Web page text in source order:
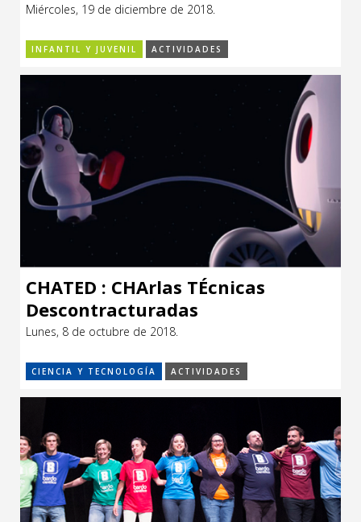
Miércoles, 19 de diciembre de 2018.
INFANTIL Y JUVENIL ACTIVIDADES
CHATED : CHArlas TÉcnicas
Descontracturadas
Lunes, 8 de octubre de 2018.
CIENCIA Y TECNOLOGÍA ACTIVIDADES